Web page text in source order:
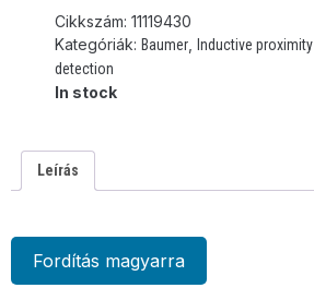
Cikkszám: 11119430
Kategóriák: Baumer Inductive
detection
In stock
Leírás
Fordítás magyarra